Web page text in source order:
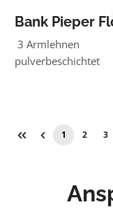
Bank Pieper
Eiche grün
3 Armlehnen
pulverbeschichtet
Seite
1 Seite
2 3